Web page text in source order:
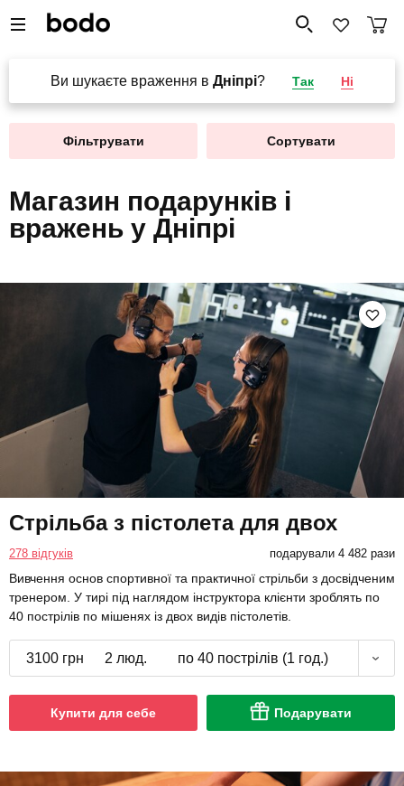
Ви шукаєте враження в Дніпрі? Так Ні
Фільтрувати Сортувати
Магазин подарунків і
вражень у Дніпрі
Стрільба з пістолета для двох
278 відгуків подарували 4 482 рази
Вивчення основ спортивної та практичної стрільби з досвідченим
тренером. У тирі під наглядом інструктора клієнти зроблять по
40 пострілів по мішенях із двох видів пістолетів.
3100 грн 2 люд. по 40 пострілів (1 год.)
Купити для себе Подарувати